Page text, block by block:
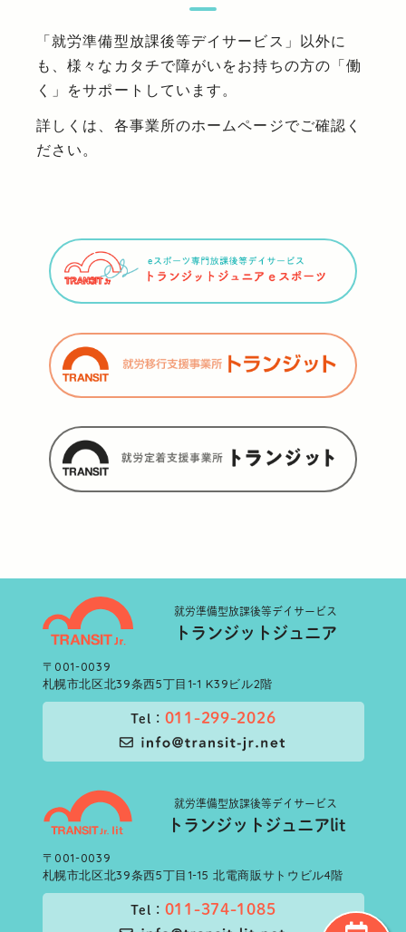
「就労準備型放課後等デイサービス」以外に
も、様々なカタチで障がいをお持ちの方の「働
く」をサポートしています。
詳しくは、各事業所のホームページでご確認く
ださい。
就労準備型放課後等デイサービス
トランジットジュニア
〒001-0039
札幌市北区北39条西5丁目1-1 K39ビル2階
Tel： 011-299-2026
就労準備型放課後等デイサービス
トランジットジュニアlit
〒001-0039
札幌市北区北39条西5丁目1-15 北電商販サトウビル4階
Tel： 011-374-1085